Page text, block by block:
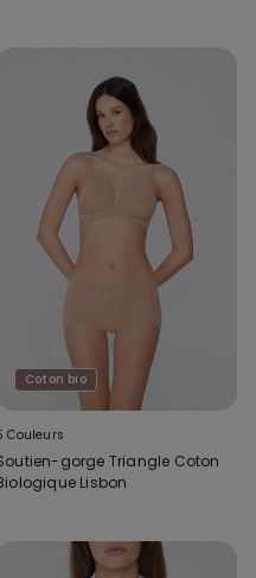
Coton bio
Couleurs
gorge Triangle Coton
Lisbon